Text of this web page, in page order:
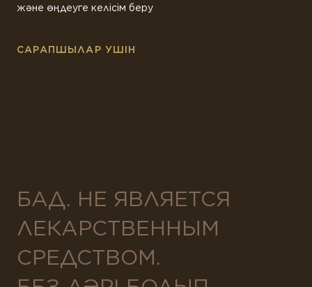
және өңдеуге келісім беру
САРАПШЫЛАР УШІН
БАД. НЕ ЯВЛЯЕТСЯ
ЛЕКАРСТВЕННЫМ
СРЕДСТВОМ.